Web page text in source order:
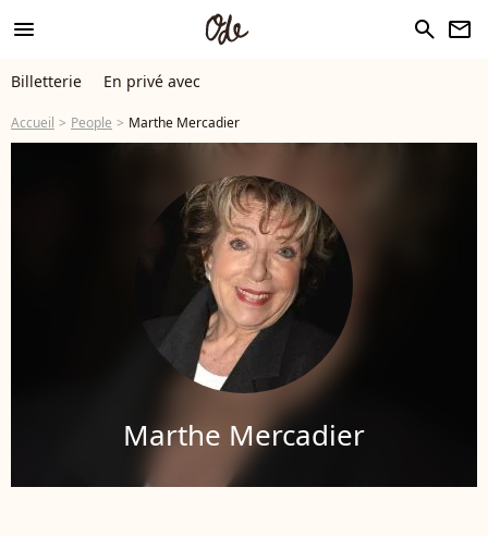
menu search newsletter
Billetterie En privé avec
Accueil People Marthe Mercadier
Marthe Mercadier